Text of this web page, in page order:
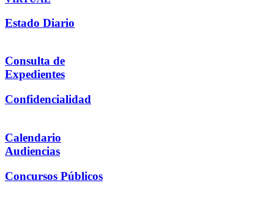
Estado Diario
Consulta de
Expedientes
Confidencialidad
Calendario
Audiencias
Concursos Públicos